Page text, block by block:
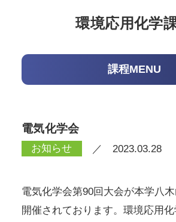
環境応用化学
課程MENU
電気化学会
お知らせ ／ 2023.03.28
電気化学会第90回大会が本学八
開催されております。環境応用化